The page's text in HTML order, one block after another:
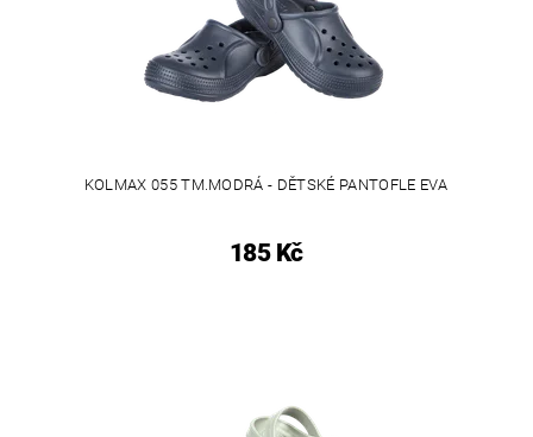
KOLMAX 055 TM.MODRÁ - DĚTSKÉ PANTOFLE EVA
185 Kč